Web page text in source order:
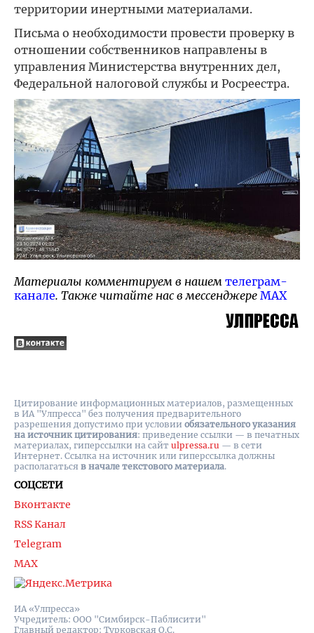
территории инертными материалами.
Письма о необходимости провести проверку в
отношении собственников направлены в
управления Министерства внутренних дел,
Федеральной налоговой службы и Росреестра.
Материалы комментируем в нашем телеграм-
канале. Также читайте нас в мессенджере MAX
ИА «Улпресса»
Учредитель: ООО "Симбирск-Паблисити"
Главный редактор: Турковская О.С.
СОЦСЕТИ
Вконтакте
RSS Канал
Telegram
MAX
Цитирование информационных материалов, размещенных
в ИА "Улпресса" без получения предварительного
разрешения допустимо при условии обязательного указания
на источник цитирования: приведение ссылки — в печатных
материалах, гиперссылки на cайт ulpressa.ru — в сети
Интернет. Ссылка на источник или гиперссылка должны
располагаться в начале текстового материала.